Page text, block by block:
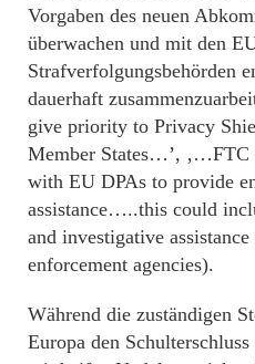
Vorgaben des neuen
überwachen und mit den
Strafverfolgungsbehörden
dauerhaft
give priority to Privacy
Member States…’,
with EU DPAs to provide
assistance…..this could
and investigative
enforcement agencies).
Während die zuständigen
Europa den